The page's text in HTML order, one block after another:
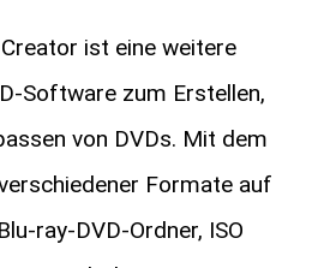
ist eine weitere
Software zum Erstellen,
von DVDs. Mit dem
Formate auf
ray-DVD-Ordner, ISO